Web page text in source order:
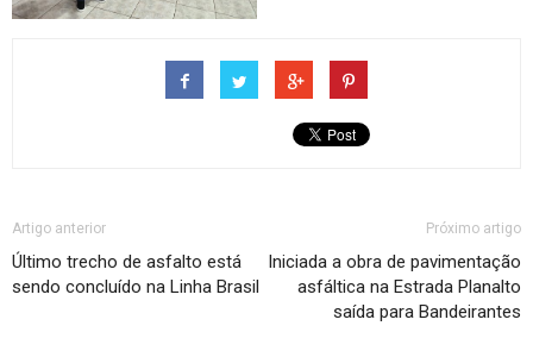
Artigo anterior
Último trecho de asfalto está
sendo concluído na Linha Brasil
Próximo artigo
Iniciada a obra de pavimentação
asfáltica na Estrada Planalto
saída para Bandeirantes